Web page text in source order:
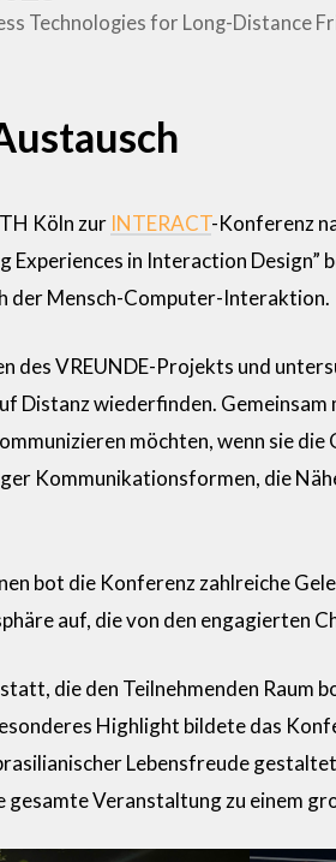
Technologies for Long-Distance
Köln zur INTERACT-Konferenz
in Interaction
der Mensch-Computer-Interaktion.
VREUNDE-Projekts und
Distanz wiederfinden.
möchten, wenn sie
Kommunikationsformen, die
bot die Konferenz zahlreiche
auf, die von den engagierten
die den Teilnehmenden Raum
Highlight bildete das
Lebensfreude
Veranstaltung zu einem